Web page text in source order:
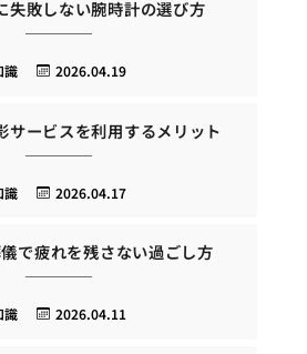
失敗しない腕時計の選び方
2026.04.19
識
サービスを利用するメリット
2026.04.17
識
で疲れを残さない過ごし方
2026.04.11
識